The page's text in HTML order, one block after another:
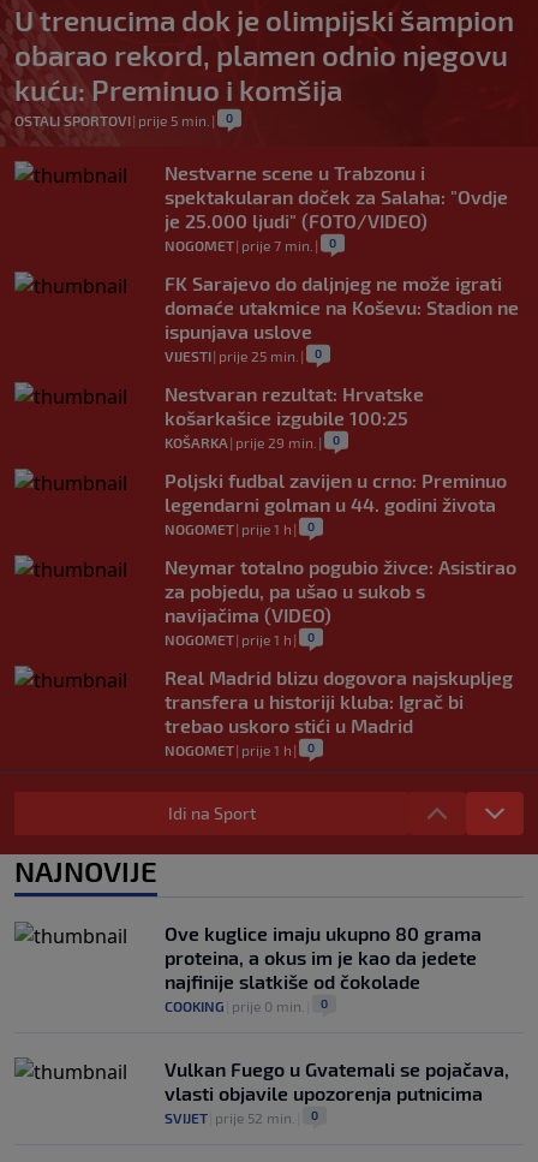
U trenucima dok je olimpijski šampion
obarao rekord, plamen odnio njegovu
kuću: Preminuo i komšija
OSTALI SPORTOVI| prije 5 min. | 0
Nestvarne scene u Trabzonu i
spektakularan doček za Salaha: "Ovdje
je 25.000 ljudi" (FOTO/VIDEO)
NOGOMET| prije 7 min. | 0
FK Sarajevo do daljnjeg ne može igrati
domaće utakmice na Koševu: Stadion ne
ispunjava uslove
VIJESTI| prije 25 min. | 0
Nestvaran rezultat: Hrvatske
košarkašice izgubile 100:25
KOŠARKA | prije 29 min. | 0
Poljski fudbal zavijen u crno: Preminuo
legendarni golman u 44. godini života
NOGOMET| prije 1 h | 0
Neymar totalno pogubio živce: Asistirao
za pobjedu, pa ušao u sukob s
navijačima (VIDEO)
NOGOMET| prije 1 h | 0
Real Madrid blizu dogovora najskupljeg
transfera u historiji kluba: Igrač bi
trebao uskoro stići u Madrid
NOGOMET| prije 1 h | 0
Lara Gut-Behrami završila karijeru:
Jedna od najvećih skijašica svih
OSTALI SPORTOVI|prije 1 h| 0
Marokancima za podršku
NOGOMET|prije 2 h| 0
Idi na Sport
NAJNOVIJE
Ove kuglice imaju ukupno 80 grama
proteina, a okus im je kao da jedete
najfinije slatkiše od čokolade
COOKING prije 0 min. 0
Vulkan Fuego u Gvatemali se pojačava,
vlasti objavile upozorenja putnicima
SVIJET prije 52 min. 0